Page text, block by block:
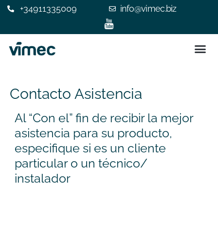
+34911335009 info@vimec.biz
Contacto Asistencia
Al “Con el” fin de recibir la mejor
asistencia para su producto,
especifique si es un cliente
particular o un técnico/
instalador